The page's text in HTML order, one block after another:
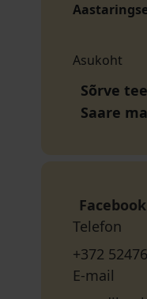
Asukoht
Sõrve
Saare
Facebook
Telefon
+372
E-mail